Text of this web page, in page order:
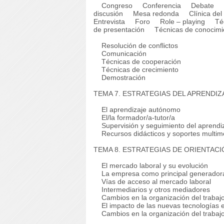
Congreso Conferencia Debate
discusión
Mesa redonda
Clínica del
Entrevista
Foro Role – playing
de presentación
Técnicas de
Resolución de conflictos
Comunicación
Técnicas de cooperación
Técnicas de crecimiento
Demostración
TEMA 7. ESTRATEGIAS DEL
El aprendizaje autónomo
El/la formador/a-tutor/a
Supervisión y seguimiento del
Recursos didácticos y soportes
TEMA 8. ESTRATEGIAS DE
El mercado laboral y su evolución
La empresa como principal
Vías de acceso al mercado laboral
Intermediarios y otros mediadores
Cambios en la organización del
El impacto de las nuevas tecnologías
Cambios en la organización del